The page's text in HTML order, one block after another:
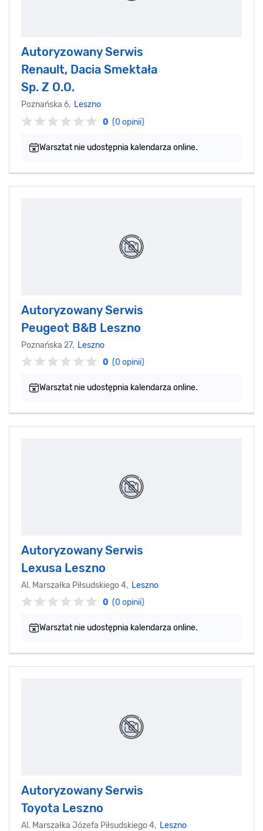
Autoryzowany Serwis
Renault, Dacia Smektała
Sp. Z O.O.
Poznańska 6, Leszno
0 (0 opinii)
Warsztat nie udostępnia kalendarza online.
Autoryzowany Serwis
Peugeot B&B Leszno
Poznańska 27, Leszno
0 (0 opinii)
Warsztat nie udostępnia kalendarza online.
Autoryzowany Serwis
Lexusa Leszno
Al. Marszałka Piłsudskiego 4, Leszno
0 (0 opinii)
Warsztat nie udostępnia kalendarza online.
Autoryzowany Serwis
Toyota Leszno
Al. Marszałka Józefa Piłsudskiego 4, Leszno